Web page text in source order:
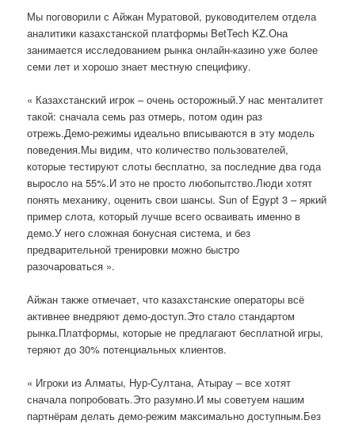
Мы поговорили с Айжан Муратовой, руководителем отдела
аналитики казахстанской платформы BetTech KZ.Она
занимается исследованием рынка онлайн-казино уже более
семи лет и хорошо знает местную специфику.
« Казахстанский игрок – очень осторожный.У нас менталитет
такой: сначала семь раз отмерь, потом один раз
отрежь.Демо-режимы идеально вписываются в эту модель
поведения.Мы видим, что количество пользователей,
которые тестируют слоты бесплатно, за последние два года
выросло на 55%.И это не просто любопытство.Люди хотят
понять механику, оценить свои шансы. Sun of Egypt 3 – яркий
пример слота, который лучше всего осваивать именно в
демо.У него сложная бонусная система, и без
предварительной тренировки можно быстро
разочароваться ».
Айжан также отмечает, что казахстанские операторы всё
активнее внедряют демо-доступ.Это стало стандартом
рынка.Платформы, которые не предлагают бесплатной игры,
теряют до 30% потенциальных клиентов.
« Игроки из Алматы, Нур-Султана, Атырау – все хотят
сначала попробовать.Это разумно.И мы советуем нашим
партнёрам делать демо-режим максимально доступным.Без